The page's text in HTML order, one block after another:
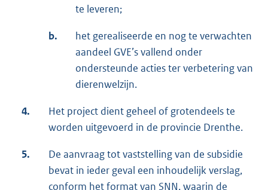
te leveren;
b.
het gerealiseerde en nog te verwachten
aandeel GVE’s vallend onder
ondersteunde acties ter verbetering van
dierenwelzijn.
4.
Het project dient geheel of grotendeels te
worden uitgevoerd in de provincie Drenthe.
5.
De aanvraag tot vaststelling van de subsidie
bevat in ieder geval een inhoudelijk verslag,
conform het format van SNN, waarin de